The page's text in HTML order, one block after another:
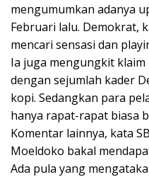
mengumumkan adanya
Februari lalu. Demokrat,
mencari sensasi dan
Ia juga mengungkit
dengan sejumlah kader
kopi. Sedangkan para
hanya rapat-rapat biasa
Komentar lainnya, kata
Moeldoko bakal
Ada pula yang